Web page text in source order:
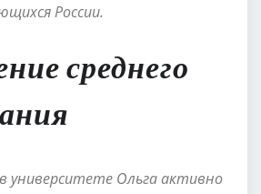
России.
среднего
университете Ольга активно